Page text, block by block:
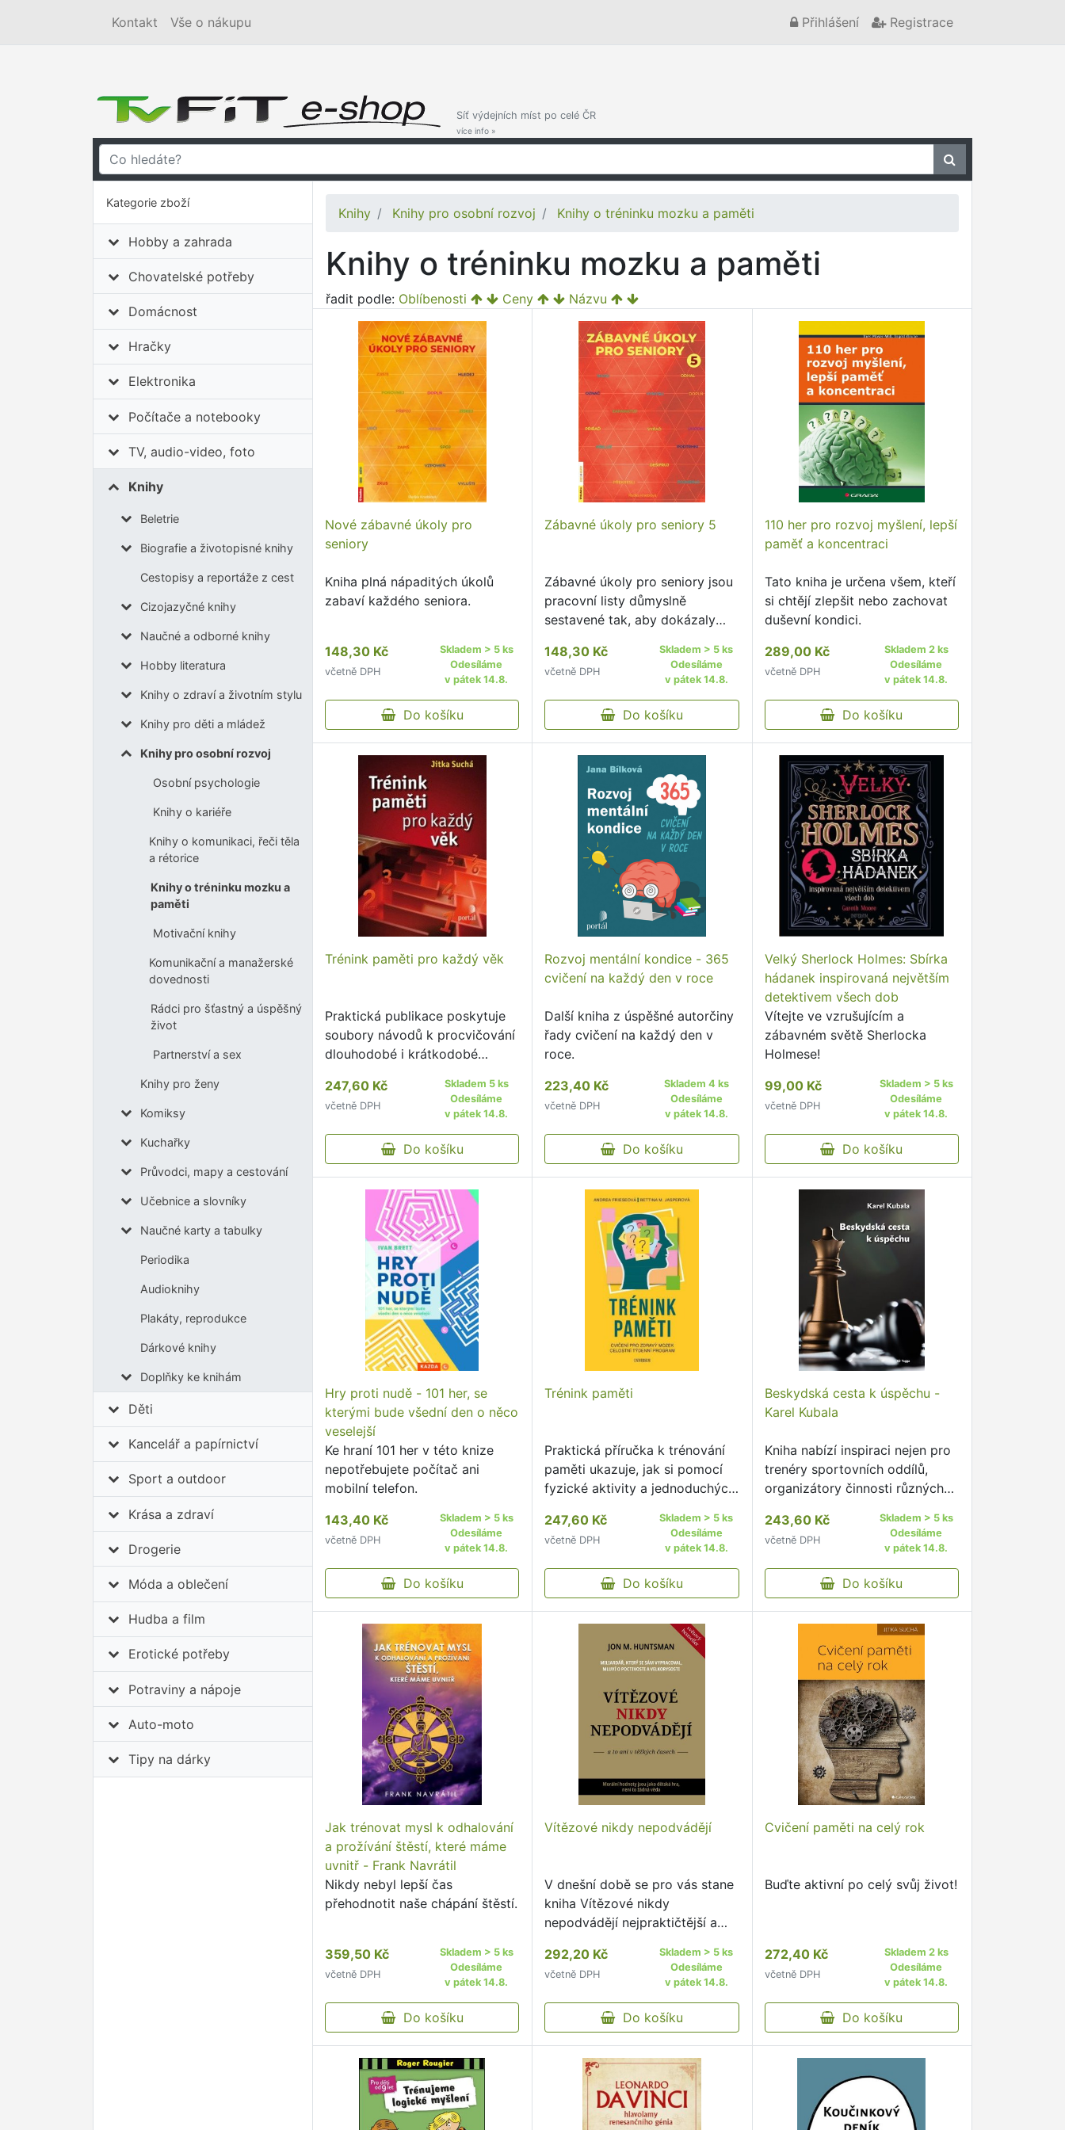
Kontakt Vše o nákupu Přihlášení Registrace
Síť výdejních míst po celé ČR
více info »
Kategorie zboží
Hobby a zahrada
Chovatelské potřeby
Domácnost
Hračky
Elektronika
Počítače a notebooky
TV, audio-video, foto
Knihy
Beletrie
Biografie a životopisné knihy
Cestopisy a reportáže z cest
Cizojazyčné knihy
Naučné a odborné knihy
Hobby literatura
Knihy o zdraví a životním stylu
Knihy pro děti a mládež
Knihy pro osobní rozvoj
Osobní psychologie
Knihy o kariéře
Knihy o komunikaci, řeči těla
a rétorice
Knihy o tréninku mozku a
paměti
Motivační knihy
Komunikační a manažerské
dovednosti
Rádci pro šťastný a úspěšný
život
Partnerství a sex
Knihy pro ženy
Komiksy
Kuchařky
Průvodci, mapy a cestování
Učebnice a slovníky
Naučné karty a tabulky
Periodika
Audioknihy
Plakáty, reprodukce
Dárkové knihy
Doplňky ke knihám
Děti
Kancelář a papírnictví
Sport a outdoor
Krása a zdraví
Drogerie
Móda a oblečení
Hudba a film
Erotické potřeby
Potraviny a nápoje
Auto-moto
Tipy na dárky
Knihy Knihy pro osobní rozvoj Knihy o tréninku mozku a paměti
Knihy o tréninku mozku a paměti
řadit podle: Oblíbenosti Ceny Názvu
Nové zábavné úkoly pro
seniory
Kniha plná nápaditých úkolů
zabaví každého seniora.
148,30 Kč
včetně DPH
Skladem > 5 ks
Odesíláme
v pátek 14.8.
Do košíku
Zábavné úkoly pro seniory 5
Zábavné úkoly pro seniory jsou
pracovní listy důmyslně
sestavené tak, aby dokázaly
motivovaly k aktivitě.V novém
sešitě je opět velké množství
zajímavých a hravých cvičení, …
148,30 Kč
včetně DPH
Skladem > 5 ks
Odesíláme
v pátek 14.8.
Do košíku
110 her pro rozvoj myšlení, lepší
paměť a koncentraci
Tato kniha je určena všem, kteří
si chtějí zlepšit nebo zachovat
duševní kondici.
289,00 Kč
včetně DPH
Skladem 2 ks
Odesíláme
v pátek 14.8.
Do košíku
Trénink paměti pro každý věk
Praktická publikace poskytuje
soubory návodů k procvičování
dlouhodobé i krátkodobé
soustředění, myšlení v
souvislostech, logického
myšlení a matematických
schopností.
247,60 Kč
včetně DPH
Skladem 5 ks
Odesíláme
v pátek 14.8.
Do košíku
Rozvoj mentální kondice - 365
cvičení na každý den v roce
Další kniha z úspěšné autorčiny
řady cvičení na každý den v
roce.
223,40 Kč
včetně DPH
Skladem 4 ks
Odesíláme
v pátek 14.8.
Do košíku
Velký Sherlock Holmes: Sbírka
hádanek inspirovaná největším
detektivem všech dob
Vítejte ve vzrušujícím a
zábavném světě Sherlocka
Holmese!
99,00 Kč
včetně DPH
Skladem > 5 ks
Odesíláme
v pátek 14.8.
Do košíku
Hry proti nudě - 101 her, se
kterými bude všední den o něco
veselejší
Ke hraní 101 her v této knize
nepotřebujete počítač ani
mobilní telefon.
143,40 Kč
včetně DPH
Skladem > 5 ks
Odesíláme
v pátek 14.8.
Do košíku
Trénink paměti
Praktická příručka k trénování
paměti ukazuje, jak si pomocí
fyzické aktivity a jednoduchých
mozek v dokonalé kondici.
247,60 Kč
včetně DPH
Skladem > 5 ks
Odesíláme
v pátek 14.8.
Do košíku
Beskydská cesta k úspěchu -
Karel Kubala
Kniha nabízí inspiraci nejen pro
trenéry sportovních oddílů,
organizátory činnosti různých
manažery, kteří chtějí svoji
aktivitu povznést na vyšší
úroveň.
243,60 Kč
včetně DPH
Skladem > 5 ks
Odesíláme
v pátek 14.8.
Do košíku
Jak trénovat mysl k odhalování
a prožívání štěstí, které máme
uvnitř - Frank Navrátil
Nikdy nebyl lepší čas
přehodnotit naše chápání štěstí.
359,50 Kč
včetně DPH
Skladem > 5 ks
Odesíláme
v pátek 14.8.
Do košíku
Vítězové nikdy nepodvádějí
V dnešní době se pro vás stane
kniha Vítězové nikdy
nepodvádějí nejpraktičtější a
podnikání, kterou jste kdy četli.
***** Nepodléhejte krizi a
zoufalství – najděte cestu, jak …
292,20 Kč
včetně DPH
Skladem > 5 ks
Odesíláme
v pátek 14.8.
Do košíku
Cvičení paměti na celý rok
Buďte aktivní po celý svůj život!
272,40 Kč
včetně DPH
Skladem 2 ks
Odesíláme
v pátek 14.8.
Do košíku